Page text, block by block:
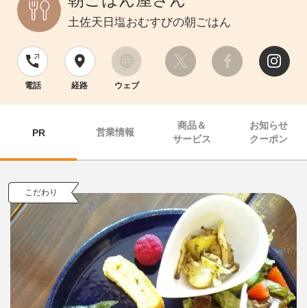
土佐天日塩おむすびの朝ごはん
電話 経路 ウェブ
PR 営業情報
商品＆
サービス
お知らせ
クーポン
こだわり